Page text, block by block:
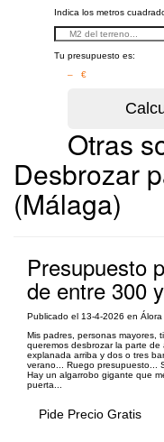
Indica los metros
Tu presupuesto es:
– €
Otras
Desbrozar
(Málaga)
Presupuesto
de entre 300
Publicado el 13-4-2026 en Álora
Mis padres, personas mayores,
queremos desbrozar la parte
explanada arriba y dos o tres
verano... Ruego presupuesto...
Hay un algarrobo gigante que
puerta...
Pide Precio Gratis